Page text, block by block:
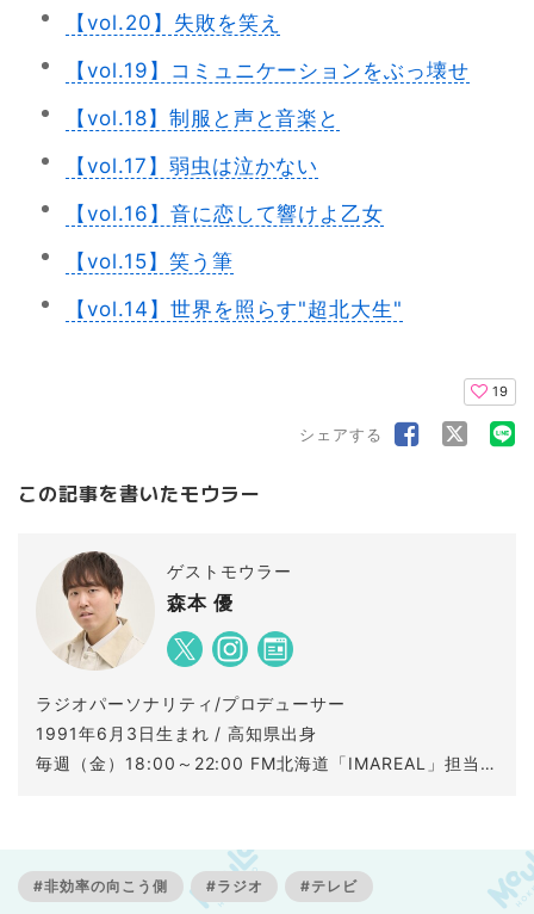
【vol.20】失敗を笑え
【vol.19】コミュニケーションをぶっ壊せ
【vol.18】制服と声と音楽と
【vol.17】弱虫は泣かない
【vol.16】音に恋して響けよ乙女
【vol.15】笑う筆
【vol.14】世界を照らす"超北大生"
19
シェアする
この記事を書いたモウラー
ゲストモウラー
森本 優
ラジオパーソナリティ/プロデューサー
1991年6月3日生まれ / 高知県出身
毎週（金）18:00～22:00 FM北海道「IMAREAL」担当。
音楽を聴きライブに参加しバスケを見るのが好き。
#非効率の向こう側 #ラジオ #テレビ